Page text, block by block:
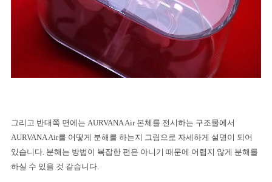
그리고 반대쪽 면에는 AURVANA Air 본체를 전시하는 구조물에서
AURVANA Air를 어떻게 분해를 하는지 그림으로 자세하게 설명이 되어
있습니다 분해는 방법이 복잡한 편은 아니기 때문에 어렵지 않게 분해를
하실 수 있을 것 같습니다